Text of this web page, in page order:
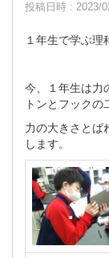
投稿日時 : 2023/
１年生で学ぶ理
今、１年生は力
トンとフックの
力の大きさとば
します。